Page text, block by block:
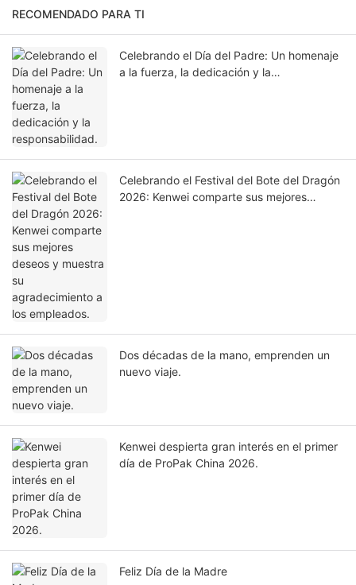
RECOMENDADO PARA TI
Celebrando el Día del Padre: Un homenaje
a la fuerza, la dedicación y la
Celebrando el Festival del Bote del Dragón
2026: Kenwei comparte sus mejores
Dos décadas de la mano, emprenden un
nuevo viaje.
Kenwei despierta gran interés en el primer
día de ProPak China 2026.
Feliz Día de la Madre